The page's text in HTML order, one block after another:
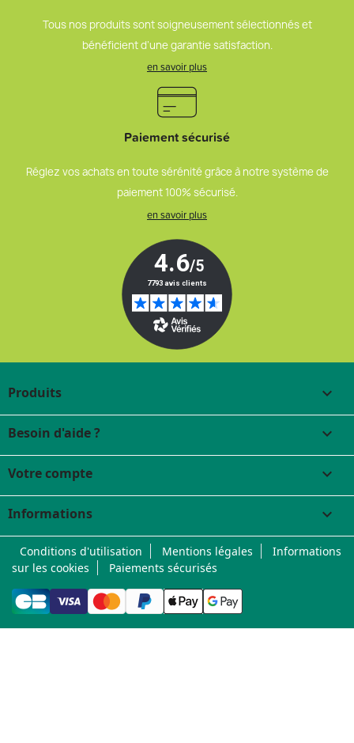
Tous nos produits sont soigneusement sélectionnés et
bénéficient d’une garantie satisfaction.
en savoir plus
Paiement sécurisé
Réglez vos achats en toute sérénité grâce à notre système de
paiement 100% sécurisé.
en savoir plus
Produits 
Besoin d'aide ? 
Votre compte 
Informations keyboard_arrow_down
Conditions d'utilisation Mentions légales
Informations
sur les cookies
Paiements sécurisés